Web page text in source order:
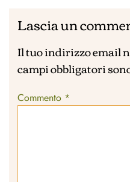
Lascia un
Il tuo indirizzo email
campi obbligatori
Commento *